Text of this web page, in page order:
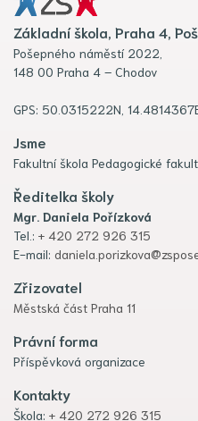
Základní škola, Praha 4,
Pošepného náměstí 2022,
148 00 Praha 4 – Chodov
GPS: 50.0315222N,
Jsme
Fakultní škola Pedagogické
Ředitelka školy
Mgr. Daniela Pořízková
Tel.: + 420 272 926 315
E-mail:
Zřizovatel
Městská část Praha 11
Právní forma
Příspěvková organizace
Kontakty
Škola: + 420 272 926 315